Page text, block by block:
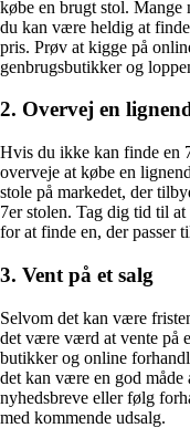
købe en brugt stol. Mange
du kan være heldig at
pris. Prøv at kigge på
genbrugsbutikker og
2. Overvej en
Hvis du ikke kan finde en
overveje at købe en
stole på markedet, der
7er stolen. Tag dig tid til
for at finde en, der passer
3. Vent på et salg
Selvom det kan være
det være værd at vente på
butikker og online
det kan være en god måde
nyhedsbreve eller følg
med kommende udsalg.